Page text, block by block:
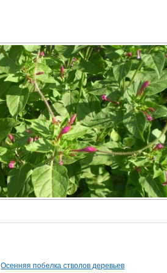
Осенняя побелка стволов деревьев